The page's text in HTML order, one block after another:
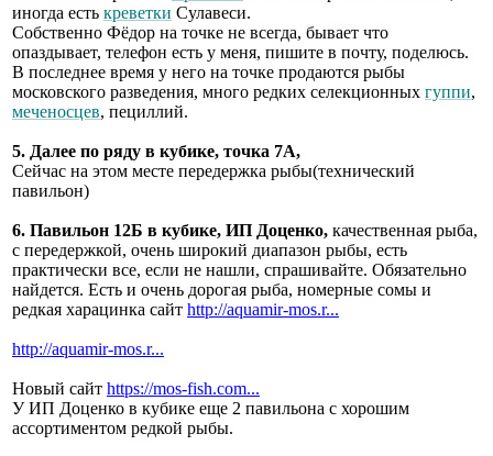
иногда есть креветки Сулавеси.
Собственно Фёдор на точке не всегда, бывает что
опаздывает, телефон есть у меня, пишите в почту, поделюсь.
В последнее время у него на точке продаются рыбы
московского разведения, много редких селекционных гуппи,
меченосцев, пециллий.
5. Далее по ряду в кубике, точка 7А,
Сейчас на этом месте передержка рыбы(технический
павильон)
6. Павильон 12Б в кубике, ИП Доценко, качественная рыба,
с передержкой, очень широкий диапазон рыбы, есть
практически все, если не нашли, спрашивайте. Обязательно
найдется. Есть и очень дорогая рыба, номерные сомы и
редкая харацинка сайт http://aquamir-mos.r...
http://aquamir-mos.r...
Новый сайт https://mos-fish.com...
У ИП Доценко в кубике еще 2 павильона с хорошим
ассортиментом редкой рыбы.